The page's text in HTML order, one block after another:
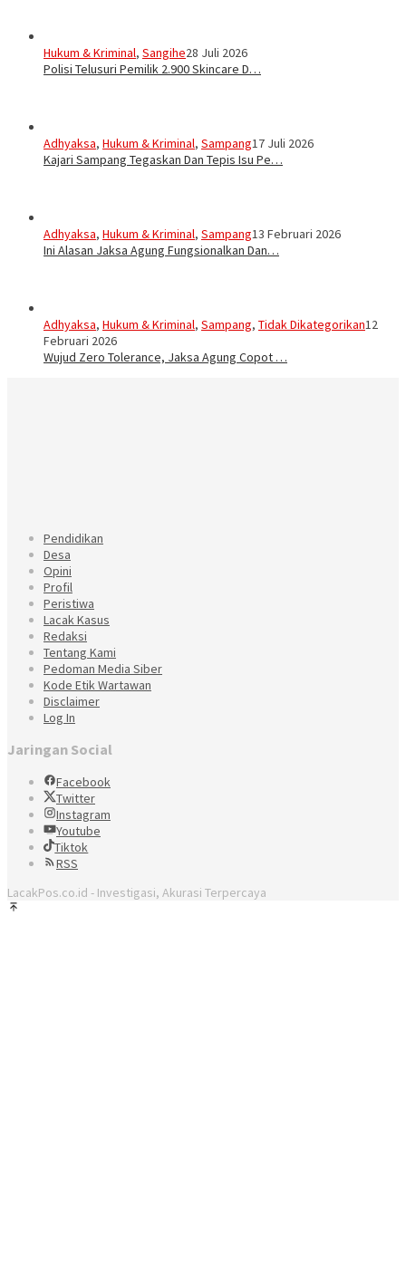
Hukum & Kriminal, Sangihe28 Juli 2026
Polisi Telusuri Pemilik 2.900 Skincare D…
Adhyaksa, Hukum & Kriminal, Sampang17 Juli 2026
Kajari Sampang Tegaskan Dan Tepis Isu Pe…
Adhyaksa, Hukum & Kriminal, Sampang13 Februari 2026
Ini Alasan Jaksa Agung Fungsionalkan Dan…
Adhyaksa, Hukum & Kriminal, Sampang, Tidak Dikategorikan12
Februari 2026
Wujud Zero Tolerance, Jaksa Agung Copot …
Pendidikan
Desa
Opini
Profil
Peristiwa
Lacak Kasus
Redaksi
Tentang Kami
Pedoman Media Siber
Kode Etik Wartawan
Disclaimer
Log In
Jaringan Social
Facebook
Twitter
Instagram
Youtube
Tiktok
RSS
LacakPos.co.id - Investigasi, Akurasi Terpercaya